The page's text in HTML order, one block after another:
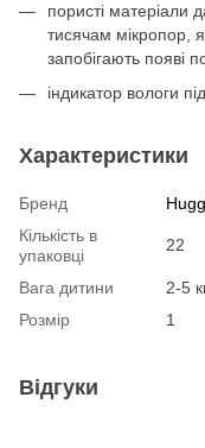
пористі матеріали
тисячам мікропор,
запобігають появі
індикатор вологи
Характеристики
Бренд
Кількість в
упаковці
22
Вага дитини
2-5
Розмір
1
Відгуки